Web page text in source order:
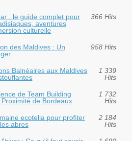
: le guide complet pour
aventures
culturelle
366 Hits
des Maldives : Un
958 Hits
Balnéaires aux Maldives
1 339
Hits
de Team Building
de Bordeaux
1 732
Hits
ecotelia pour profiter
abres
2 184
Hits